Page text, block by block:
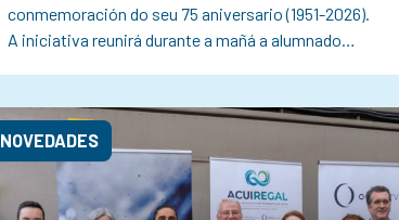
conmemoración do seu 75 aniversario (1951-2026).
A iniciativa reunirá durante a mañá a alumnado…
NOVEDADES